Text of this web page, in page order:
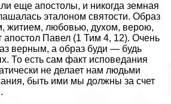
еще апостолы, и никогда земная
эталоном святости. Образ
житием, любовью, духом, верою,
апостол Павел (1 Тим 4, 12). Очень
верным, а образ буди — будь
То есть сам факт исповедания
не делает нам людьми
быть ими мы должны за счет